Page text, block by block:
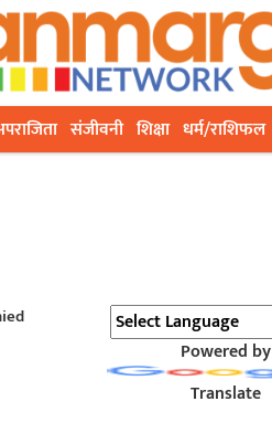
संजीवनी शिक्षा धर्म/राशिफल
Powered by
Translate